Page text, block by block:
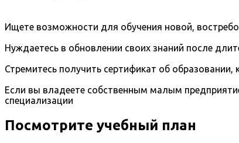
Ищете возможности для обучения новой,
Нуждаетесь в обновлении своих знаний после
Стремитесь получить сертификат об
Если вы владеете собственным малым
специализации
Посмотрите учебный план